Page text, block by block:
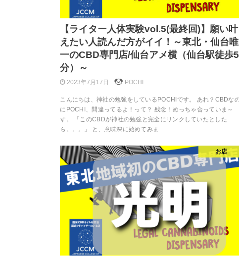
【ライター人体実験vol.5(最終回)】願い叶
えたい人読んだ方がイイ！～東北・仙台唯
一のCBD専門店/仙台アメ横（仙台駅徒歩5
分）～
2023年7月17日 POCHI
こんにちは、神社の勉強をしているPOCHIです。 あれ？CBDな
にPOCHI、間違ってるよ！って？ 残念！めっちゃ合っていま～
す。 「このCBDが神社の勉強と完全にリンクしていたとした
ら。。。」 と、意味深に始めてみま…
お店